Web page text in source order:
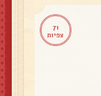
71
צפיות